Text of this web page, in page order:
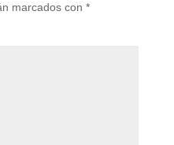
marcados con *